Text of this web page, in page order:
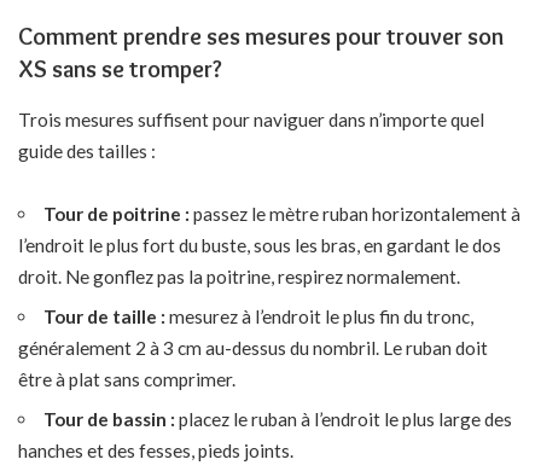
Comment prendre ses mesures pour trouver son
XS sans se tromper?
Trois mesures suffisent pour naviguer dans n’importe quel
guide des tailles :
Tour de poitrine : passez le mètre ruban horizontalement à
l’endroit le plus fort du buste, sous les bras, en gardant le dos
droit. Ne gonflez pas la poitrine, respirez normalement.
Tour de taille : mesurez à l’endroit le plus fin du tronc,
généralement 2 à 3 cm au-dessus du nombril. Le ruban doit
être à plat sans comprimer.
Tour de bassin : placez le ruban à l’endroit le plus large des
hanches et des fesses, pieds joints.